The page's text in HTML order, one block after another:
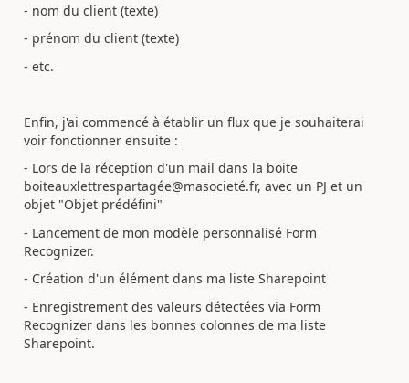
- nom du client (texte)
- prénom du client (texte)
- etc.
Enfin, j'ai commencé à établir un flux que je souhaiterai
voir fonctionner ensuite :
- Lors de la réception d'un mail dans la boite
boiteauxlettrespartagée@masocieté.fr, avec un PJ et un
objet "Objet prédéfini"
- Lancement de mon modèle personnalisé Form
Recognizer.
- Création d'un élément dans ma liste Sharepoint
- Enregistrement des valeurs détectées via Form
Recognizer dans les bonnes colonnes de ma liste
Sharepoint.